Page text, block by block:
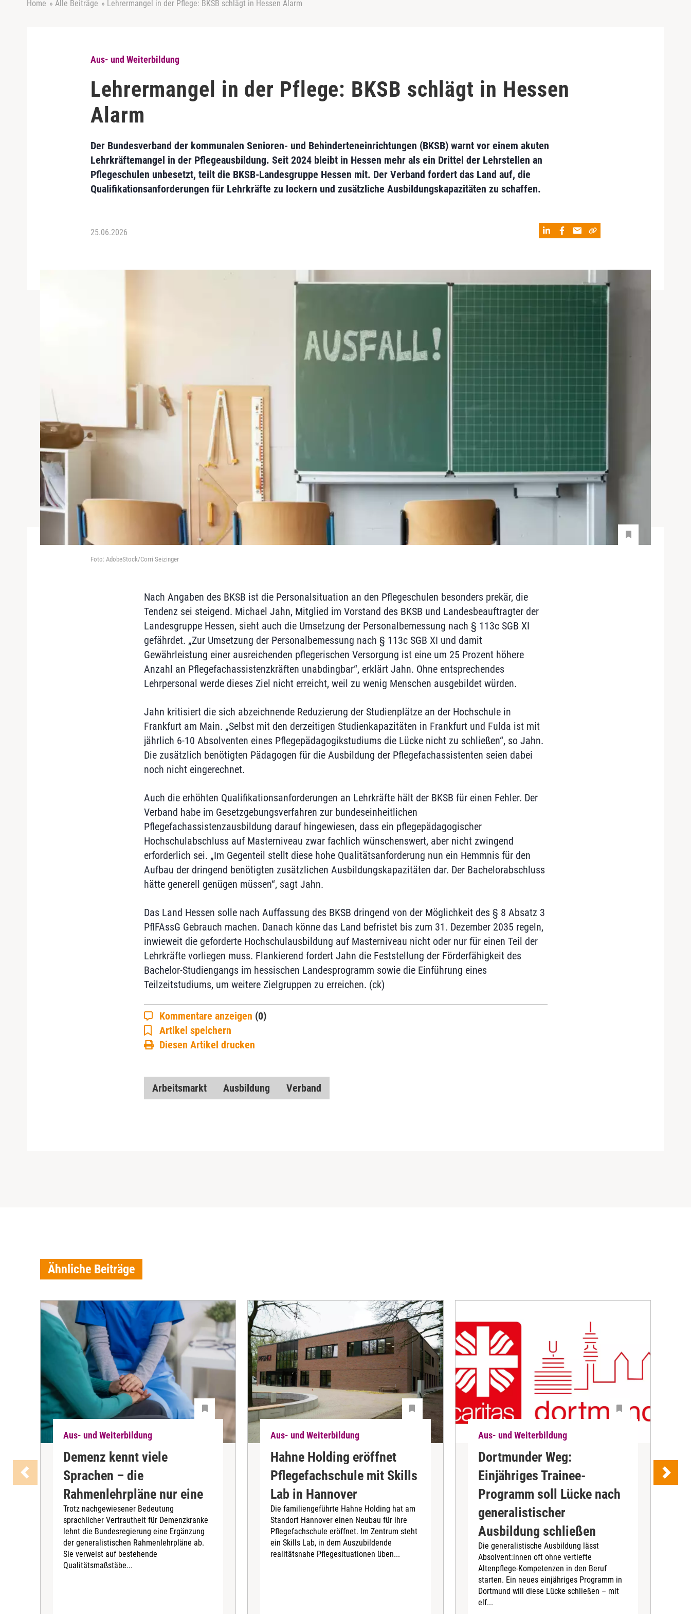
Home » Alle Beiträge » Lehrermangel in der Pflege: BKSB schlägt in Hessen Alarm
Aus- und Weiterbildung
Lehrermangel in der Pflege: BKSB schlägt in Hessen
Alarm
Der Bundesverband der kommunalen Senioren- und Behinderteneinrichtungen (BKSB) warnt vor einem akuten
Lehrkräftemangel in der Pflegeausbildung. Seit 2024 bleibt in Hessen mehr als ein Drittel der Lehrstellen an
Pflegeschulen unbesetzt, teilt die BKSB-Landesgruppe Hessen mit. Der Verband fordert das Land auf, die
Qualifikationsanforderungen für Lehrkräfte zu lockern und zusätzliche Ausbildungskapazitäten zu schaffen.
25.06.2026
Foto: AdobeStock/Corri Seizinger
Nach Angaben des BKSB ist die Personalsituation an den Pflegeschulen besonders prekär, die
Tendenz sei steigend. Michael Jahn, Mitglied im Vorstand des BKSB und Landesbeauftragter der
Landesgruppe Hessen, sieht auch die Umsetzung der Personalbemessung nach § 113c SGB XI
gefährdet. „Zur Umsetzung der Personalbemessung nach § 113c SGB XI und damit
Gewährleistung einer ausreichenden pflegerischen Versorgung ist eine um 25 Prozent höhere
Anzahl an Pflegefachassistenzkräften unabdingbar“, erklärt Jahn. Ohne entsprechendes
Lehrpersonal werde dieses Ziel nicht erreicht, weil zu wenig Menschen ausgebildet würden.
Jahn kritisiert die sich abzeichnende Reduzierung der Studienplätze an der Hochschule in
Frankfurt am Main. „Selbst mit den derzeitigen Studienkapazitäten in Frankfurt und Fulda ist mit
jährlich 6-10 Absolventen eines Pflegepädagogikstudiums die Lücke nicht zu schließen“, so Jahn.
Die zusätzlich benötigten Pädagogen für die Ausbildung der Pflegefachassistenten seien dabei
noch nicht eingerechnet.
Auch die erhöhten Qualifikationsanforderungen an Lehrkräfte hält der BKSB für einen Fehler. Der
Verband habe im Gesetzgebungsverfahren zur bundeseinheitlichen
Pflegefachassistenzausbildung darauf hingewiesen, dass ein pflegepädagogischer
Hochschulabschluss auf Masterniveau zwar fachlich wünschenswert, aber nicht zwingend
erforderlich sei. „Im Gegenteil stellt diese hohe Qualitätsanforderung nun ein Hemmnis für den
Aufbau der dringend benötigten zusätzlichen Ausbildungskapazitäten dar. Der Bachelorabschluss
hätte generell genügen müssen“, sagt Jahn.
Das Land Hessen solle nach Auffassung des BKSB dringend von der Möglichkeit des § 8 Absatz 3
PflFAssG Gebrauch machen. Danach könne das Land befristet bis zum 31. Dezember 2035 regeln,
inwieweit die geforderte Hochschulausbildung auf Masterniveau nicht oder nur für einen Teil der
Lehrkräfte vorliegen muss. Flankierend fordert Jahn die Feststellung der Förderfähigkeit des
Bachelor-Studiengangs im hessischen Landesprogramm sowie die Einführung eines
Teilzeitstudiums, um weitere Zielgruppen zu erreichen. (ck)
Kommentare anzeigen (0)
Artikel speichern
Diesen Artikel drucken
Arbeitsmarkt Ausbildung Verband
Ähnliche Beiträge
Aus- und Weiterbildung
Demenz kennt viele
Sprachen – die
Rahmenlehrpläne nur eine
Trotz nachgewiesener Bedeutung
sprachlicher Vertrautheit für Demenzkranke
lehnt die Bundesregierung eine Ergänzung
der generalistischen Rahmenlehrpläne ab.
Sie verweist auf bestehende
Qualitätsmaßstäbe...
Aus- und Weiterbildung
Hahne Holding eröffnet
Pflegefachschule mit Skills
Lab in Hannover
Die familiengeführte Hahne Holding hat am
Standort Hannover einen Neubau für ihre
Pflegefachschule eröffnet. Im Zentrum steht
ein Skills Lab, in dem Auszubildende
realitätsnahe Pflegesituationen üben...
Aus- und Weiterbildung
Dortmunder Weg:
Einjähriges Trainee-
Programm soll Lücke nach
generalistischer
Ausbildung schließen
Die generalistische Ausbildung lässt
Absolvent:innen oft ohne vertiefte
Altenpflege-Kompetenzen in den Beruf
starten. Ein neues einjähriges Programm in
Dortmund will diese Lücke schließen – mit
elf...